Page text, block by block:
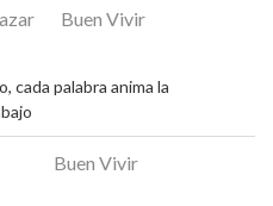
Buen Vivir
cada palabra anima la
Buen Vivir